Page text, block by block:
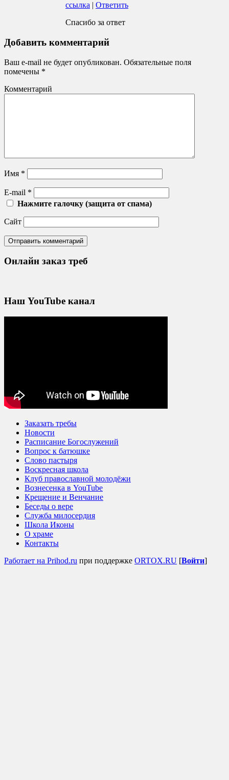
ссылка | Ответить
Спасибо за ответ
Добавить комментарий
Ваш e-mail не будет опубликован. Обязательные поля
помечены *
Комментарий
Имя *
E-mail *
Нажмите галочку (защита от спама)
Сайт
Онлайн заказ треб
Наш YouTube канал
Заказать требы
Новости
Расписание Богослужений
Вопрос к батюшке
Слово пастыря
Воскресная школа
Клуб православной молодёжи
Вознесенка в YouTube
Крещение и Венчание
Беседы о вере
Служба милосердия
Школа Иконы
О храме
Контакты
Работает на Prihod.ru при поддержке ORTOX.RU [Войти]